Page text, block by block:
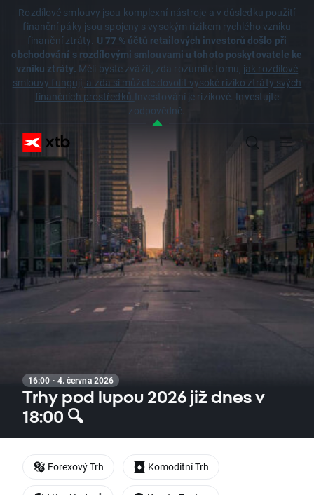
Rozdílové smlouvy jsou komplexní nástroje a v důsledku použití
finanční páky jsou spojeny s vysokým rizikem rychlého vzniku
finanční ztráty. U 77 % účtů retailových investorů došlo při
obchodování s rozdílovými smlouvami u tohoto poskytovatele ke
vzniku ztráty. Měli byste zvážit, zda rozumíte tomu, jak rozdílové
smlouvy fungují, a zda si můžete dovolit vysoké riziko ztráty svých
finančních prostředků.Investování je rizikové. Investujte
zodpovědně.
16:00 · 4. června 2026
Trhy pod lupou 2026 již dnes v
18:00 🔍
Forexový Trh Komoditní Trh